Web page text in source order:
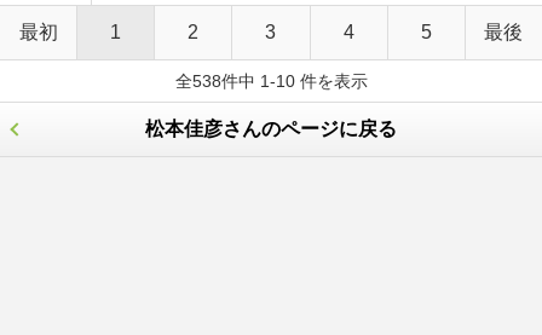
最初 1 2 3 4 5 最後
全538件中 1-10 件を表示
松本佳彦さんのページに戻る